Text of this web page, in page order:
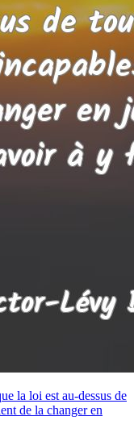
la loi est au-dessus de
de la changer en